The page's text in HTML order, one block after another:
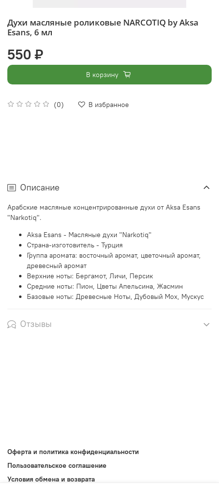
Духи масляные роликовые NARCOTIQ by Aksa
Esans, 6 мл
(0) В избранное
550 ₽
В корзину
Описание
Арабские масляные концентрированные духи от Aksa Esans
"Narkotiq".
Aksa Esans - Масляные духи "Narkotiq"
Страна-изготовитель - Турция
Группа аромата: восточный аромат, цветочный аромат,
древесный аромат
Верхние ноты: Бергамот, Личи, Персик
Средние ноты: Пион, Цветы Апельсина, Жасмин
Базовые ноты: Древесные Ноты, Дубовый Мох, Мускус
Отзывы
Оферта и политика конфиденциальности
Пользовательское соглашение
Условия обмена и возврата